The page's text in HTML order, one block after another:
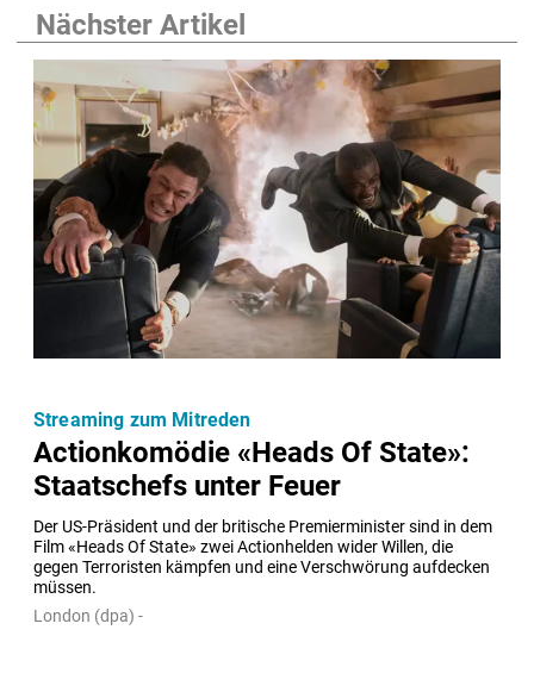
Nächster Artikel
Actionkomödie «Heads Of State»:
Staatschefs unter Feuer
Der US-Präsident und der britische Premierminister sind in dem
Film «Heads Of State» zwei Actionhelden wider Willen, die
gegen Terroristen kämpfen und eine Verschwörung aufdecken
müssen.
Streaming zum Mitreden
London (dpa) -